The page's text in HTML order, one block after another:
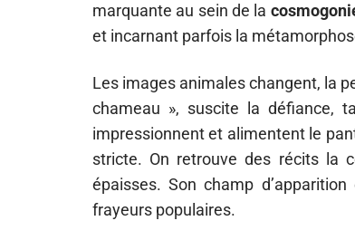
marquante au sein de la
et incarnant parfois la
Les images animales changent, la
chameau », suscite la défiance,
impressionnent et alimentent le
stricte. On retrouve des récits la
épaisses. Son champ
frayeurs populaires.